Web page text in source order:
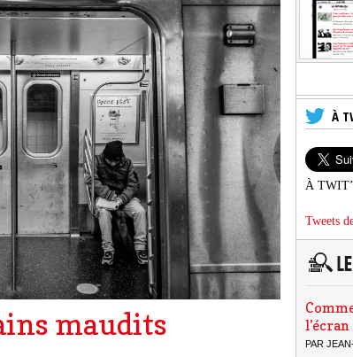
maudits
À
À
Tweets
l’écran
PAR